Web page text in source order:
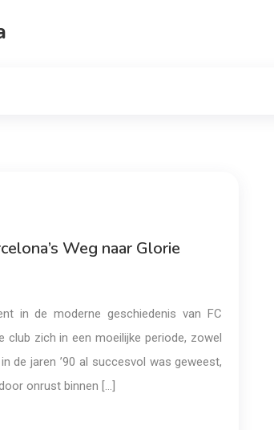
Weg naar Glorie
in de moderne geschiedenis van FC
club zich in een moeilijke periode, zowel
de jaren ’90 al succesvol was geweest,
onrust binnen […]